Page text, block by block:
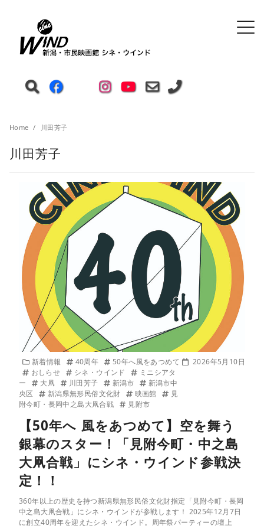
Home 川田芳子
川田芳子
新着情報 40周年
50年へ風をあつめて
おしらせ
シネ・ウインド
ミニシアタ
ー
大凧 川田芳子 新潟市
新潟市中
央区
新潟県無形民俗文化財 映画館
見
附今町・長岡中之島大凧合戦
見附市
2026年5月10日
【50年へ 風をあつめて】空を舞う
銀幕のスター！「見附今町・中之島
大凧合戦」にシネ・ウインド参戦決
定！！
360年以上の歴史を持つ新潟県無形民俗文化財指定「見附今町・長岡
中之島大凧合戦」にシネ・ウインドが参戦します！ 2025年12月7日
に創立40周年を迎えたシネ・ウインド。周年祭パーティーの壇上